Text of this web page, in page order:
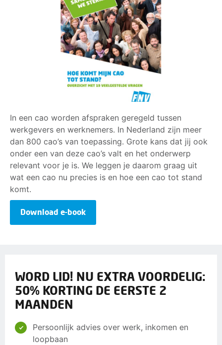
In een cao worden afspraken geregeld tussen
werkgevers en werknemers. In Nederland zijn meer
dan 800 cao’s van toepassing. Grote kans dat jij ook
onder een van deze cao’s valt en het onderwerp
relevant voor je is. We leggen je daarom graag uit
wat een cao nu precies is en hoe een cao tot stand
komt.
Download e-book
WORD LID! NU EXTRA VOORDELIG:
50% KORTING DE EERSTE 2
MAANDEN
Persoonlijk advies over werk, inkomen en
loopbaan